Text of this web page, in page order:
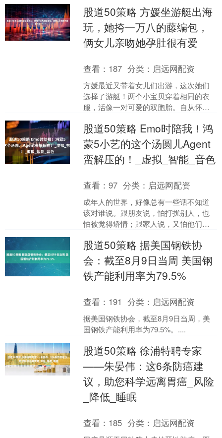
一财经广告合作，请点....
股道50策略 方媛坐游艇出海
玩，她挎一万八的藤编包，
俩女儿亲吻她孕肚很有爱
查看： 187 分类： 启远网配资
方媛最近又带着女儿们出游，这次她们
选择了游艇！两个小宝贝穿着相同的衣
服，活像一对可爱的双胞胎。自从怀上
意，无论是出门总有郭富城....
股道50策略 Emo时陪我！鸿
蒙5小艺的这个汤圆儿Agent
蛮解压的！_虚拟_智能_音色
查看：97 分类： 启远网配资
成年人的世界，好像总有一些话不知道
该对谁说。跟朋友说，怕打扰别人，也
怕被觉得矫情；跟家人说，又怕他们担
默消化。 最近我找到了一....
股道50策略 据美国钢铁协
会：截至8月9日当周 美国钢
铁产能利用率为79.5%
查看： 191 分类： 启远网配资
据美国钢铁协会，截至8月9日当周，美
国钢铁产能利用率为79.5%。....
股道50策略 徐浦特聘专家
——朱晏伟：这6条防癌建
议，助您科学远离胃癌_风险
_降低_睡眠
查看： 185 分类： 启远网配资